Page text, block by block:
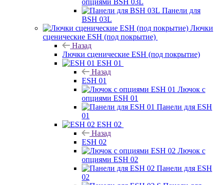
опциями BSH 03L
Панели для
BSH 03L
Лючки
сценические ESH (под покрытие)
Назад
Лючки сценические ESH (под покрытие)
ESH 01
Назад
ESH 01
Лючок с
опциями ESH 01
Панели для ESH
01
ESH 02
Назад
ESH 02
Лючок с
опциями ESH 02
Панели для ESH
02